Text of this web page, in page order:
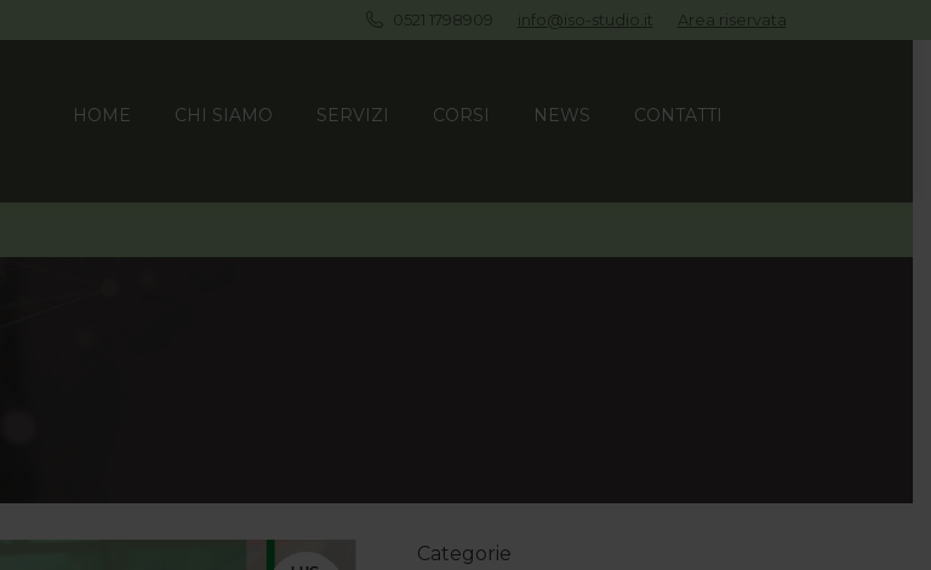
0521 1798909 info@iso-studio.it Area riservata
HOME CHI SIAMO SERVIZI CORSI NEWS CONTATTI
Categorie